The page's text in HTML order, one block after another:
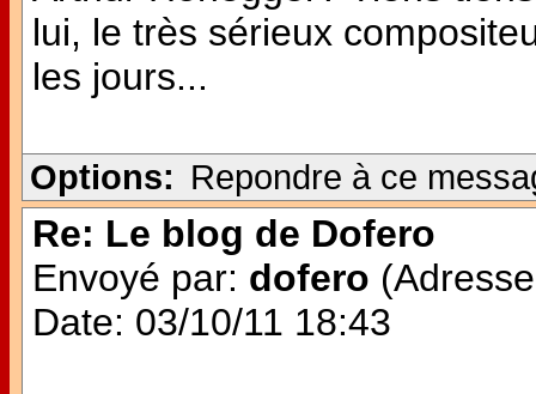
lui, le très sérieux
les jours...
Options: Repondre à ce
Re: Le blog de Dofero
Envoyé par: dofero
Date: 03/10/11 18:43